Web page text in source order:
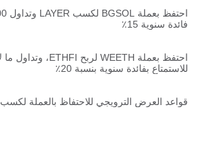
فائدة سنوية 15٪
للاستمتاع بفائدة سنوية بنسبة 20٪
قواعد العرض الترويجي للاحتفاظ بالعملة لكسب deUSD